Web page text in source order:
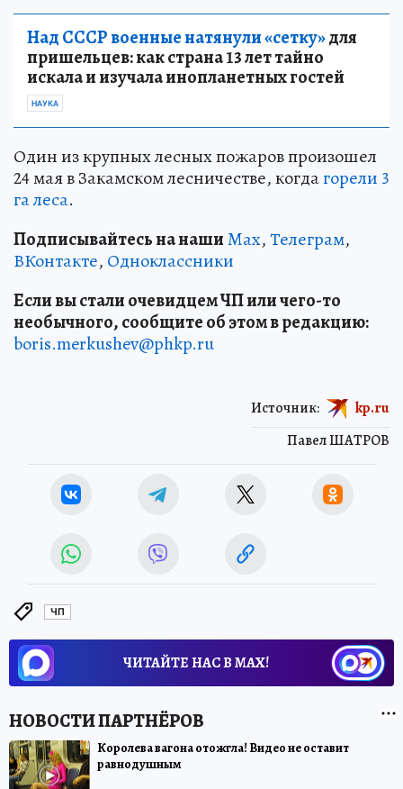
Над СССР военные натянули «сетку»для
пришельцев: как страна 13 лет тайно
искала и изучала инопланетных гостей
НАУКА
Один из крупных лесных пожаров произошел
24 мая в Закамском лесничестве, когдагорели 3
га леса.
Подписывайтесь на нашиMax,Телеграм,
ВКонтакте, Одноклассники
Если вы стали очевидцем ЧП или чего-то
необычного, сообщите об этом в редакцию:
boris.merkushev@phkp.ru
Павел ШАТРОВ
Источник: kp.ru
ЧП
ЧИТАЙТЕ НАС В МАХ!
Королева вагона отожгла! Видео не оставит
равнодушным